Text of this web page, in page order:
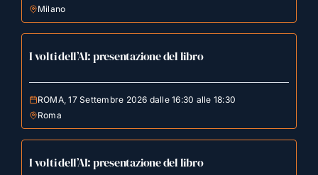
Milano
I volti dell’AI: presentazione del libro
ROMA, 17 Settembre 2026 dalle 16:30 alle 18:30
Roma
I volti dell’AI: presentazione del libro